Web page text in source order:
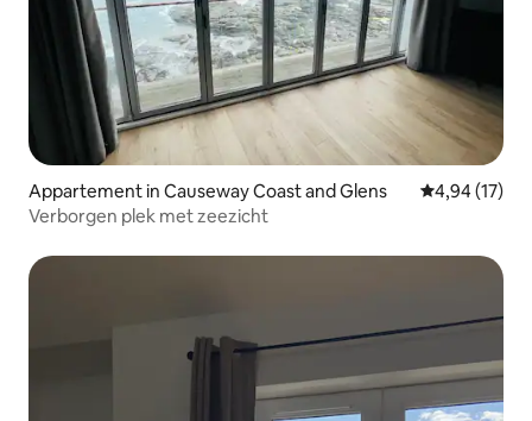
Appartement in Causeway Coast and Glens Gemiddelde
4,94 (17)
Verborgen plek met zeezicht